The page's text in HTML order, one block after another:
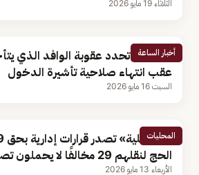
الثلاثاء 19 مايو 2026
أخبار الساعة
الداخلية تحدد عقوبة الوافد الذي
عقب انتهاء صلاحية تأشيرة الدخول
السبت 16 مايو 2026
المحليات
الحج لنقلهم 29 مخالفًا لا يحملون تصاريح
الأربعاء 13 مايو 2026